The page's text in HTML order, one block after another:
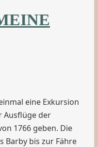
eine Exkursion
Ausflüge der
1766 geben. Die
Barby bis zur Fähre